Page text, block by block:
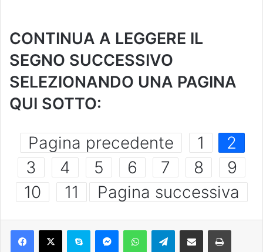
CONTINUA A LEGGERE IL
SEGNO SUCCESSIVO
SELEZIONANDO UNA PAGINA
QUI SOTTO:
Pagina precedente 1
2
3
4 5 6 7 8
9
10
11 Pagina successiva